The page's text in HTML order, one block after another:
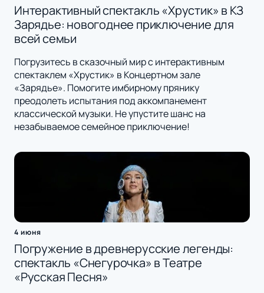
Интерактивный спектакль «Хрустик» в КЗ
Зарядье: новогоднее приключение для
всей семьи
Погрузитесь в сказочный мир с интерактивным
спектаклем «Хрустик» в Концертном зале
«Зарядье». Помогите имбирному прянику
преодолеть испытания под аккомпанемент
классической музыки. Не упустите шанс на
незабываемое семейное приключение!
4 июня
Погружение в древнерусские легенды:
спектакль «Снегурочка» в Театре
«Русская Песня»